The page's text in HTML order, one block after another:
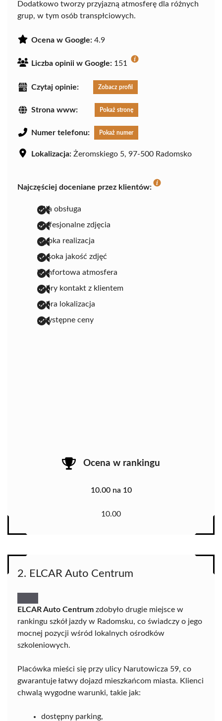
Dodatkowo tworzy przyjazną atmosferę dla różnych
grup, w tym osób transpłciowych.
Ocena w Google: 4.9
Liczba opinii w Google: 151
Czytaj opinie: Zobacz profil
Strona www: Pokaż stronę
Numer telefonu: Pokaż numer
Lokalizacja: Żeromskiego 5, 97-500 Radomsko
Najczęściej doceniane przez klientów:
miła obsługa
profesjonalne zdjęcia
szybka realizacja
wysoka jakość zdjęć
komfortowa atmosfera
dobry kontakt z klientem
dobra lokalizacja
przystępne ceny
Ocena w rankingu
10.00 na 10
10.00
2. ELCAR Auto Centrum
ELCAR Auto Centrum zdobyło drugie miejsce w
rankingu szkół jazdy w Radomsku, co świadczy o jego
mocnej pozycji wśród lokalnych ośrodków
szkoleniowych.
Placówka mieści się przy ulicy Narutowicza 59, co
gwarantuje łatwy dojazd mieszkańcom miasta. Klienci
chwalą wygodne warunki, takie jak:
dostępny parking,